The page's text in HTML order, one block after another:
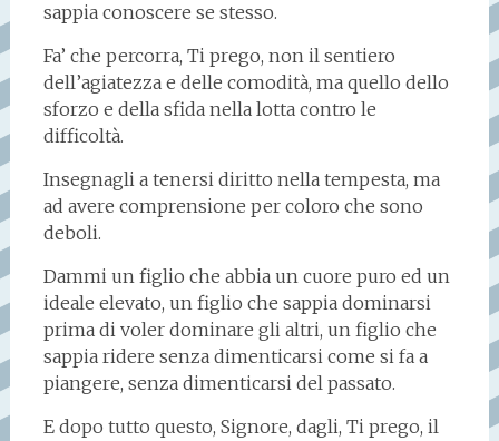
sappia conoscere se stesso.
Fa’ che percorra, Ti prego, non il sentiero
dell’agiatezza e delle comodità, ma quello dello
sforzo e della sfida nella lotta contro le
difficoltà.
Insegnagli a tenersi diritto nella tempesta, ma
ad avere comprensione per coloro che sono
deboli.
Dammi un figlio che abbia un cuore puro ed un
ideale elevato, un figlio che sappia dominarsi
prima di voler dominare gli altri, un figlio che
sappia ridere senza dimenticarsi come si fa a
piangere, senza dimenticarsi del passato.
E dopo tutto questo, Signore, dagli, Ti prego, il